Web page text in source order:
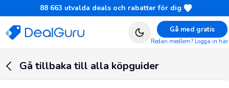
88 663 utvalda deals och rabatter för dig
Gå med gratis
Redan medlem? Logga in här
Gå tillbaka till alla köpguider